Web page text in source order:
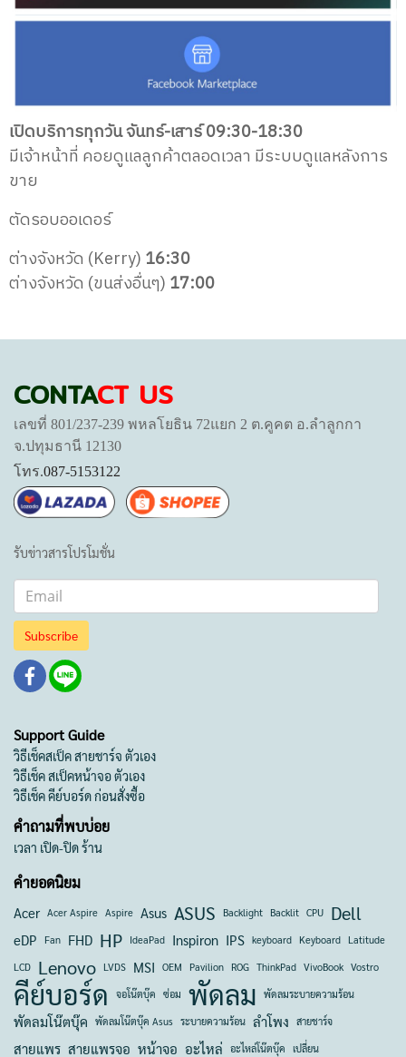
เปิดบริการทุกวัน จันทร์-เสาร์ 09:30-18:30
มีเจ้าหน้าที่ คอยดูแลลูกค้าตลอดเวลา มีระบบดูแลหลังการ
ขาย
ตัดรอบออเดอร์
ต่างจังหวัด (Kerry) 16:30
ต่างจังหวัด (ขนส่งอื่นๆ) 17:00
CONTACT US
เลขที่ 801/237-239 พหลโยธิน 72แยก 2 ต.คูคต อ.ลำลูกกา
จ.ปทุมธานี 12130
โทร.087-5153122
รับข่าวสารโปรโมชั่น
Subscribe
Support Guide
วิธีเช็คสเป็ค สายชาร์จ ตัวเอง
วิธีเช็ค สเป็คหน้าจอ ตัวเอง
วิธีเช็ค คีย์บอร์ด ก่อนสั่งซื้อ
คำถามที่พบบ่อย
เวลา เปิด-ปิด ร้าน
คำยอดนิยม
Acer Acer Aspire Aspire Asus ASUS Backlight Backlit CPU Dell
eDP Fan FHD HP IdeaPad Inspiron IPS keyboard Keyboard Latitude
LCD Lenovo LVDS MSI OEM Pavilion ROG ThinkPad VivoBook Vostro
คีย์บอร์ด จอโน๊ตบุ๊ค ซ่อม พัดลม พัดลมระบายความร้อน
พัดลมโน๊ตบุ๊ค พัดลมโน๊ตบุ๊ค Asus ระบายความร้อน ลำโพง สายชาร์จ
สายแพร สายแพรจอ หน้าจอ อะไหล่ อะไหล่โน๊ตบุ๊ค เปลี่ยน